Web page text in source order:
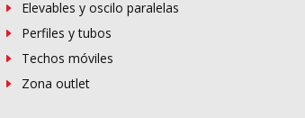
Elevables y oscilo paralelas
Perfiles y tubos
Techos móviles
Zona outlet